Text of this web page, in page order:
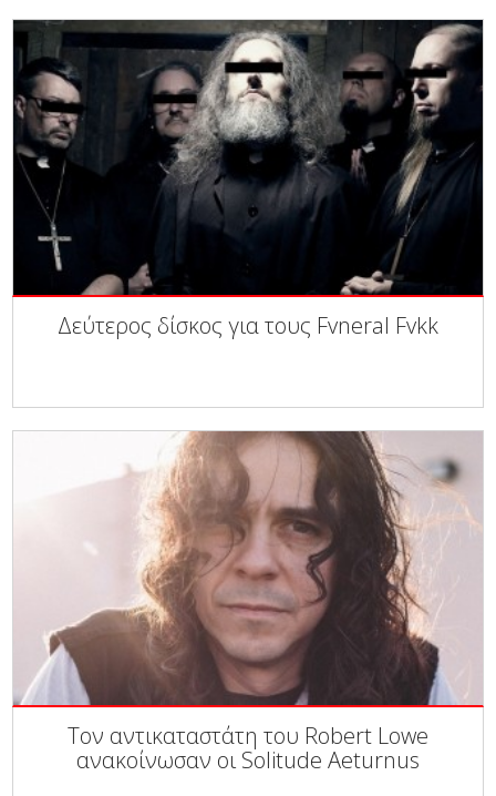
Δεύτερος δίσκος για τους Fvneral Fvkk
Τον αντικαταστάτη του Robert Lowe
ανακοίνωσαν οι Solitude Aeturnus